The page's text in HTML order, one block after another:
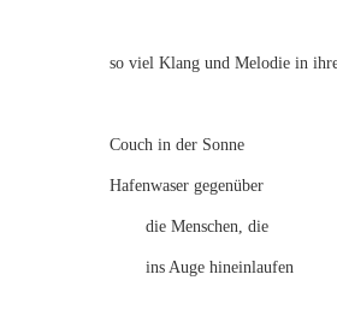
so viel Klang und Melodie in
Couch in der Sonne
Hafenwaser gegenüber
die Menschen, die
ins Auge hineinlaufen